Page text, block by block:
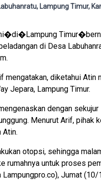
Lampung Timur,
di Desa
mengatakan, diketahui Atin
Jepara, Lampung Timur.
dengan sekujur
Menurut Arif, pihak
Atin.
otopsi, sehingga
rumahnya untuk proses
Lampungpro.co), Jumat